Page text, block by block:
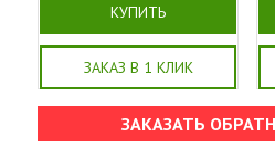
КУПИТЬ
ЗАКАЗ В 1 КЛИК
ЗАКАЗАТЬ